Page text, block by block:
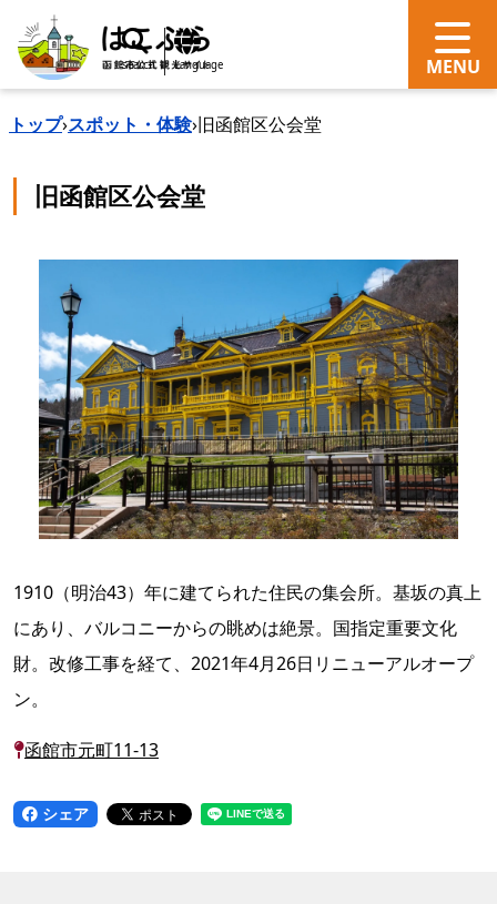
search Language
トップ›スポット・体験›旧函館区公会堂
旧函館区公会堂
1910（明治43）年に建てられた住民の集会所。基坂の真上
にあり、バルコニーからの眺めは絶景。国指定重要文化
財。改修工事を経て、2021年4月26日リニューアルオープ
ン。
函館市元町11-13
シェア